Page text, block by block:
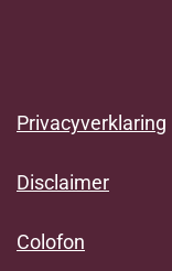
Privacyverklaring
Disclaimer
Colofon